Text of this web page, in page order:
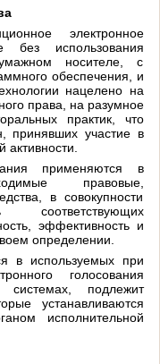
электронное
без использования
носителе, с
обеспечения, и
нацелено на
права, на разумное
практик, что
принявших участие в
применяются в
правовые,
в совокупности
соответствующих
эффективность и
определении.
в используемых при
голосования
системах, подлежит
устанавливаются
исполнительной